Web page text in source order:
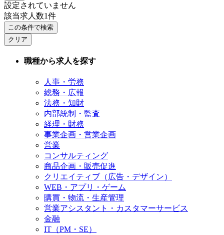
設定されていません
該当求人数1件
この条件で検索
クリア
職種から求人を探す
人事・労務
総務・広報
法務・知財
内部統制・監査
経理・財務
事業企画・営業企画
営業
コンサルティング
商品企画・販売促進
クリエイティブ（広告・デザイン）
WEB・アプリ・ゲーム
購買・物流・生産管理
営業アシスタント・カスタマーサービス
金融
IT（PM・SE）